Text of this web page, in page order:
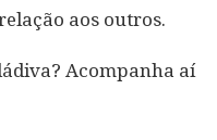
aos outros.
Acompanha aí